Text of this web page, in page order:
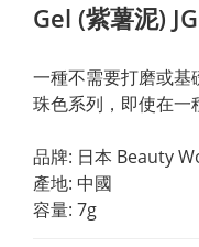
Gel (紫薯泥)
一種不需要打磨或基
珠色系列，即使在一
品牌: 日本 Beauty
產地: 中國
容量: 7g